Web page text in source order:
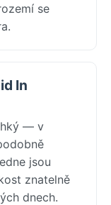
se
In
— v
jsou
znatelně
dnech.